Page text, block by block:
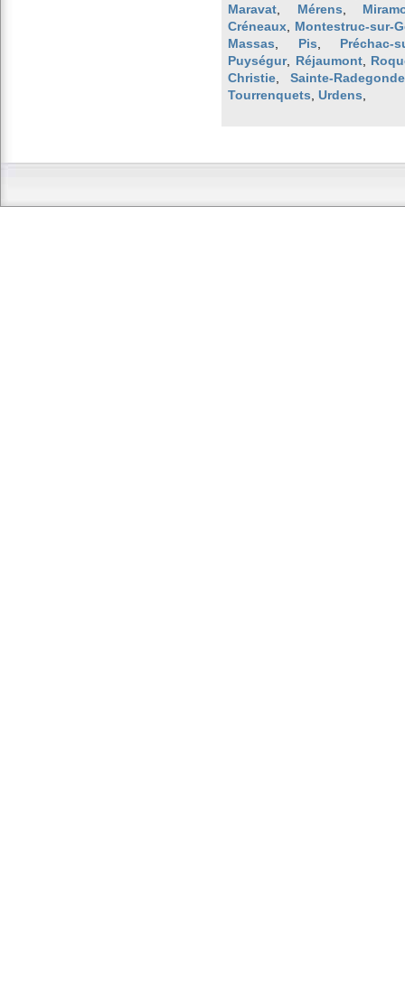
Maravat
Mérens
Créneaux
Montestruc-sur-
Massas
Pis
Préchac-
Puységur, Réjaumont,
Christie
Sainte-Radegonde
Tourrenquets Urdens